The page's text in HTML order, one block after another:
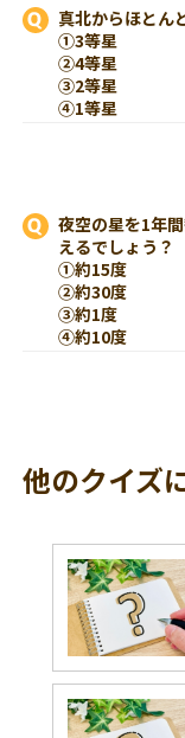
真北からほとん
①3等星
②4等星
③2等星
④1等星
夜空の星を1年
えるでしょう？
①約15度
②約30度
③約1度
④約10度
他のクイズ